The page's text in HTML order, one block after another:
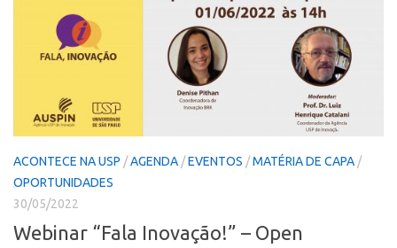
Polo São Carlos
Programas
Startup USP
Conexão USP
Conexão Inter-USP
Leis e Normas
Portal do Inventor
Coordenação
Polos
Polo Lorena
Polo São Carlos
Bolsa 2025
ACONTECE NA USP /AGENDA /EVENTOS /MATÉRIA DE CAPA /
OPORTUNIDADES
30/05/2022
Webinar “Fala Inovação!” – Open